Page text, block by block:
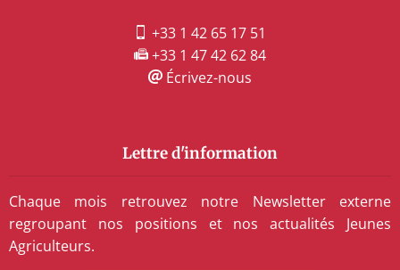
+33 1 42 65 17 51
+33 1 47 42 62 84
Écrivez-nous
Lettre d'information
Chaque mois retrouvez notre Newsletter externe
regroupant nos positions et nos actualités Jeunes
Agriculteurs.